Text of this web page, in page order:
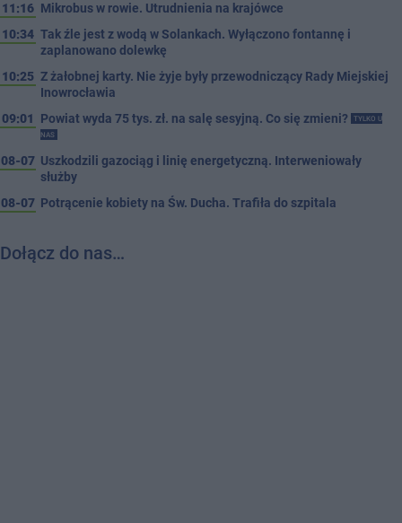
11:16 Mikrobus w rowie. Utrudnienia na krajówce
10:34 Tak źle jest z wodą w Solankach. Wyłączono fontannę i
zaplanowano dolewkę
10:25 Z żałobnej karty. Nie żyje były przewodniczący Rady Miejskiej
Inowrocławia
09:01
Powiat wyda 75 tys. zł. na salę sesyjną. Co się zmieni?
TYLKO U
NAS
08-07 Uszkodzili gazociąg i linię energetyczną. Interweniowały
służby
08-07 Potrącenie kobiety na Św. Ducha. Trafiła do szpitala
Dołącz do nas…